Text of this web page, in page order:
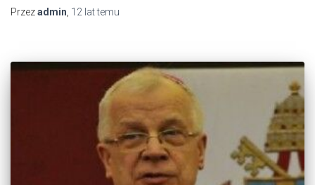
Przezadmin 12 lattemu